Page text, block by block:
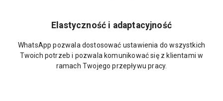
Elastyczność i adaptacyjność
WhatsApp pozwala dostosować ustawienia do wszystkich
Twoich potrzeb i pozwala komunikować się z klientami w
ramach Twojego przepływu pracy.